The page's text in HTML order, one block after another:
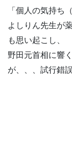
「個人の気持
よしりん先生が
も思い起こし、
野田元首相に響
が、、、試行錯